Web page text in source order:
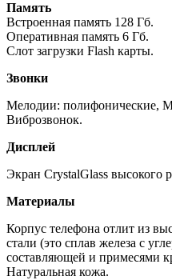
Память
Встроенная память 128 Гб.
Оперативная память 6 Гб.
Слот загрузки Flash карты.
Звонки
Мелодии: полифонические,
Виброзвонок.
Дисплей
Экран CrystalGlass высокого
Материалы
Корпус телефона отлит из
стали (это сплав железа с
составляющей и примесями
Натуральная кожа.